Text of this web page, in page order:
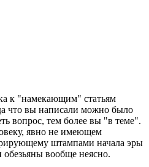
к "намекающим" статьям
что вы написали можно было
вопрос, тем более вы "в теме".
явно не имеющем
штампами начала эры
вообще неясно.